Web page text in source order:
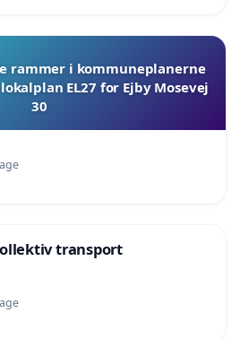
rammer i kommuneplanerne
lokalplan EL27 for Ejby Mosevej
30
transport